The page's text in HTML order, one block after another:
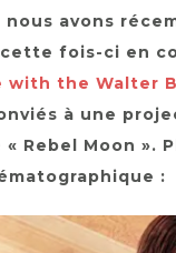
nous avons
fois-ci en
with the Walter
à une
Rebel Moon ».
: